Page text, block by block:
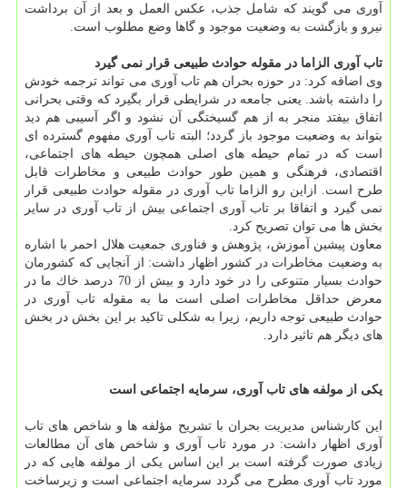
آوری می گویند كه شامل جذب، عكس العمل و بعد از آن برداشت
نیرو و بازگشت به وضعیت موجود و گاها وضع مطلوب است.
تاب آوری الزاما در مقوله حوادث طبیعی قرار نمی گیرد
وی اضافه كرد: در حوزه بحران هم تاب آوری می تواند ترجمه خودش
را داشته باشد. یعنی جامعه در شرایطی قرار بگیرد كه وقتی بحرانی
اتفاق بیفتد منجر به از هم گسیختگی آن نشود و اگر آسیبی هم دید
بتواند به وضعیت موجود باز گردد؛ البته تاب آوری مفهوم گسترده ای
است كه در تمام حیطه های اصلی همچون حیطه های اجتماعی،
اقتصادی، فرهنگی و همین طور حوادث طبیعی و مخاطرات قابل
طرح است. ازاین رو الزاما تاب آوری در مقوله حوادث طبیعی قرار
نمی گیرد و اتفاقا بر تاب آوری اجتماعی بیش از تاب آوری در سایر
بخش ها می توان تصریح كرد.
معاون پیشین آموزش، پژوهش و فناوری جمعیت هلال احمر با اشاره
به وضعیت مخاطرات در كشور اظهار داشت: از آنجایی كه كشورمان
حوادث بسیار متنوعی را در خود دارد و بیش از 70 درصد خاك ما در
معرض حداقل مخاطرات اصلی است ما به مقوله تاب آوری در
حوادث طبیعی توجه داریم، زیرا به شكلی تاكید بر این بخش در بخش
های دیگر هم تاثیر دارد.
یكی از مولفه های تاب آوری، سرمایه اجتماعی است
این كارشناس مدیریت بحران با تشریح مؤلفه ها و شاخص های تاب
آوری اظهار داشت: در مورد تاب آوری و شاخص های آن مطالعات
زیادی صورت گرفته است بر این اساس یكی از مولفه هایی كه در
مورد تاب آوری مطرح می گردد سرمایه اجتماعی است و زیرساخت